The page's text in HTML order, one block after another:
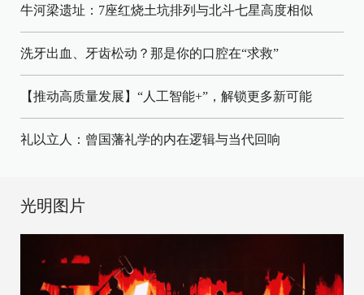
牛河梁遗址：7座红烧土坑排列与北斗七星高度相似
洗牙出血、牙齿松动？那是你的口腔在“求救”
【推动高质量发展】“人工智能+”，解锁更多新可能
礼以立人：曾国藩礼学的内在逻辑与当代回响
光明图片